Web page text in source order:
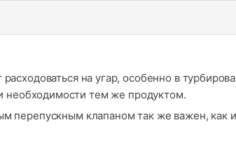
на угар, особенно в
необходимости тем же продуктом.
перепускным клапаном так же важен, как